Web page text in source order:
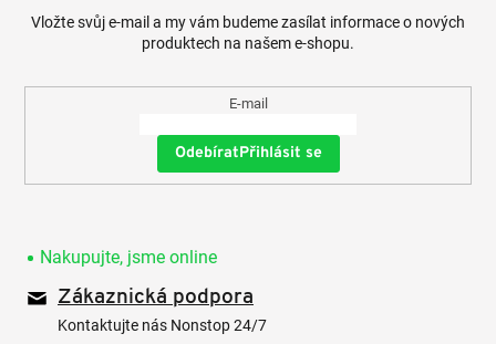
Vložte svůj e-mail a my vám budeme zasílat informace o nových
produktech na našem e-shopu.
E-mail
Přihlásit se
Nakupujte, jsme online
Zákaznická podpora
Kontaktujte nás Nonstop 24/7